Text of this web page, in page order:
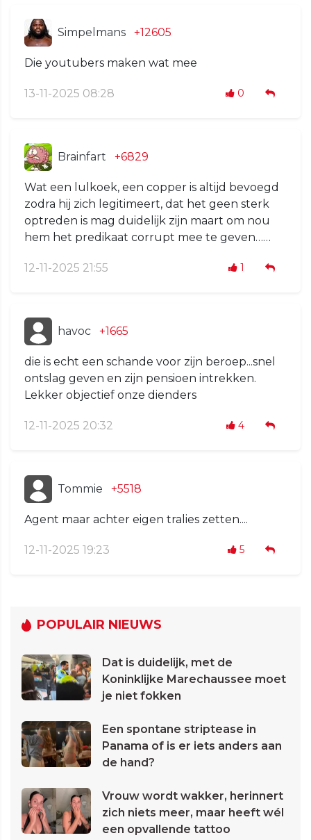
Simpelmans +12605
Die youtubers maken wat mee
13-11-2025 08:28 0
Brainfart +6829
Wat een lulkoek, een copper is altijd bevoegd
zodra hij zich legitimeert, dat het geen sterk
optreden is mag duidelijk zijn maart om nou
hem het predikaat corrupt mee te geven……
12-11-2025 21:55 1
havoc +1665
die is echt een schande voor zijn beroep...snel
ontslag geven en zijn pensioen intrekken.
Lekker objectief onze dienders
12-11-2025 20:32 4
Tommie +5518
Agent maar achter eigen tralies zetten....
12-11-2025 19:23 5
POPULAIR NIEUWS
Dat is duidelijk, met de
Koninklijke Marechaussee moet
je niet fokken
Een spontane striptease in
Panama of is er iets anders aan
de hand?
Vrouw wordt wakker, herinnert
zich niets meer, maar heeft wél
een opvallende tattoo